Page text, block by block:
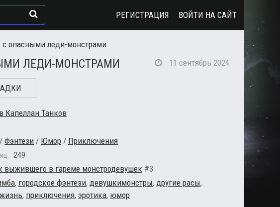
с опасными леди-монстрами
ЛЕДИ-МОНСТРАМИ 11 сентябрь 2024
Капеллан Танков
/ Фэнтези / Юмор / Приключения
249
выжившего в гареме монстродевушек #3
, городское фэнтези, девушкимонстры, другие расы,
, приключения, эротика, юмор
РЕГИСТРАЦИЯ ВОЙТИ НА САЙТ